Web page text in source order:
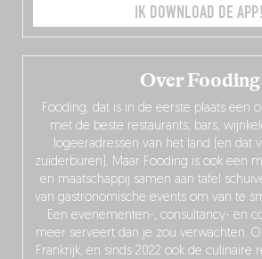
Over Fooding
Fooding, dat is in de eerste plaats een
met de beste restaurants, bars,
logeeradressen van het land (en dat
zuiderburen). Maar Fooding is ook een
en maatschappij samen aan tafel
van gastronomische events om van te
Een evenementen-, consultancy- en
meer serveert dan je zou verwachten.
Frankrijk, en sinds 2022 ook de culinaire
IK DOWNLOAD DE APP!